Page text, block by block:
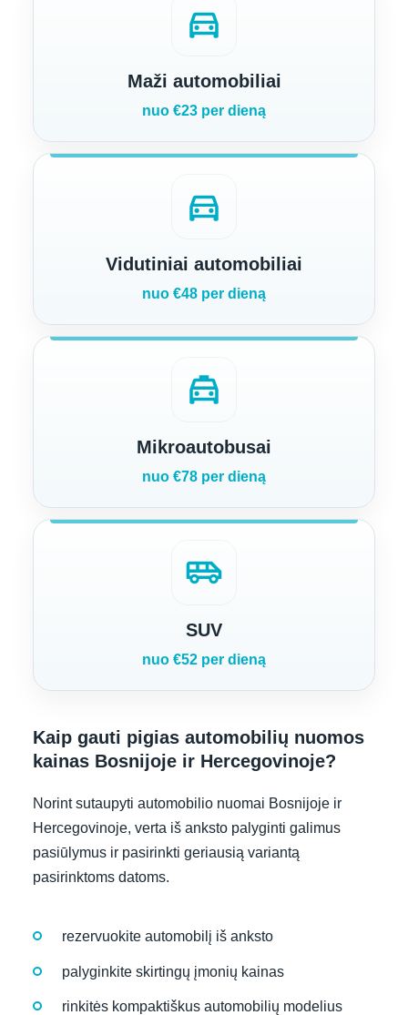
directions_car
Maži automobiliai
nuo €23 per dieną
directions_car
Vidutiniai automobiliai
nuo €48 per dieną
local_taxi
Mikroautobusai
nuo €78 per dieną
airport_shuttle
SUV
nuo €52 per dieną
Kaip gauti pigias automobilių nuomos
kainas Bosnijoje ir Hercegovinoje?
Norint sutaupyti automobilio nuomai Bosnijoje ir
Hercegovinoje, verta iš anksto palyginti galimus
pasiūlymus ir pasirinkti geriausią variantą
pasirinktoms datoms.
rezervuokite automobilį iš anksto
palyginkite skirtingų įmonių kainas
rinkitės kompaktiškus automobilių modelius